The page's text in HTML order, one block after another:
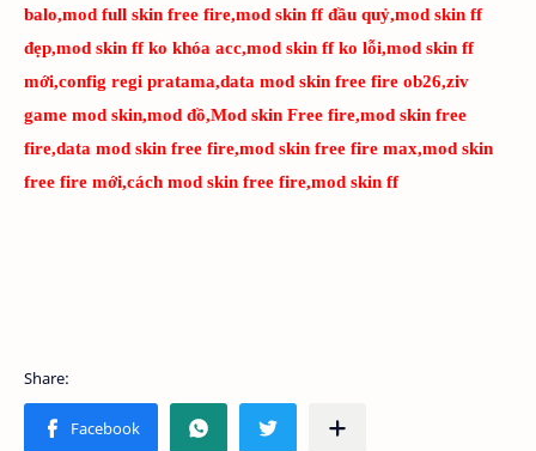
balo,mod full skin free fire,mod skin ff đầu quỷ,mod skin ff
đẹp,mod skin ff ko khóa acc,mod skin ff ko lỗi,mod skin ff
mới,config regi pratama,data mod skin free fire ob26,ziv
game mod skin,mod đồ,Mod skin Free fire,mod skin free
fire,data mod skin free fire,mod skin free fire max,mod skin
free fire mới,cách mod skin free fire,mod skin ff